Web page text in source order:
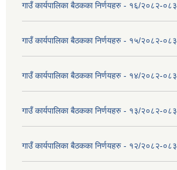
गाउँ कार्यपालिका बैठकका निर्णयहरु - १६/२०८२-०८३
गाउँ कार्यपालिका बैठकका निर्णयहरु - १५/२०८२-०८३
गाउँ कार्यपालिका बैठकका निर्णयहरु - १४/२०८२-०८३
गाउँ कार्यपालिका बैठकका निर्णयहरु - १३/२०८२-०८३
गाउँ कार्यपालिका बैठकका निर्णयहरु - १२/२०८२-०८३